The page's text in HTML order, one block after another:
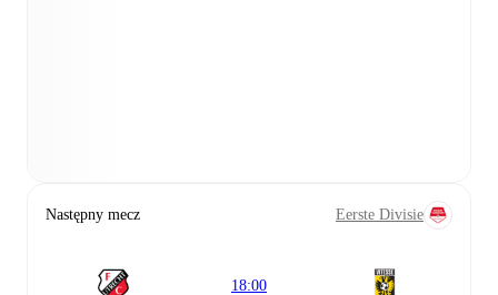
Następny mecz Eerste Divisie
18:00